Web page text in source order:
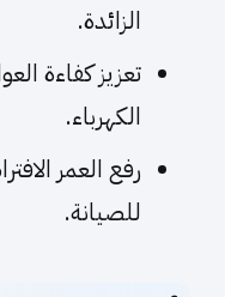
الزائدة.
تعزيز كفاءة
الكهرباء.
رفع العمر
للصيانة.